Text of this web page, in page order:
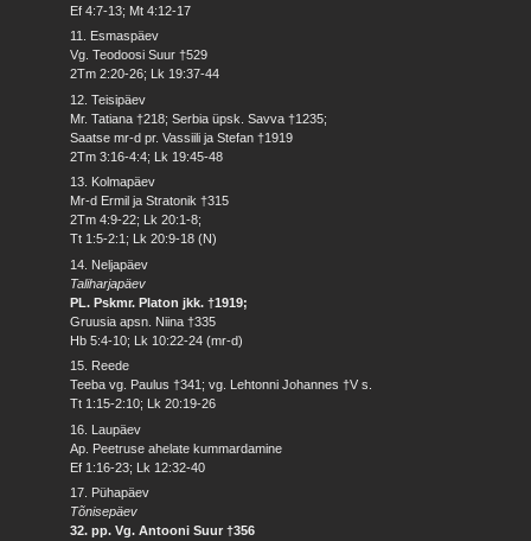
Ef 4:7-13; Mt 4:12-17
11. Esmaspäev
Vg. Teodoosi Suur †529
2Tm 2:20-26; Lk 19:37-44
12. Teisipäev
Mr. Tatiana †218; Serbia üpsk. Savva †1235;
Saatse mr-d pr. Vassiili ja Stefan †1919
2Tm 3:16-4:4; Lk 19:45-48
13. Kolmapäev
Mr-d Ermil ja Stratonik †315
2Tm 4:9-22; Lk 20:1-8;
Tt 1:5-2:1; Lk 20:9-18 (N)
14. Neljapäev
Taliharjapäev
PL. Pskmr. Platon jkk. †1919;
Gruusia apsn. Niina †335
Hb 5:4-10; Lk 10:22-24 (mr-d)
15. Reede
Teeba vg. Paulus †341; vg. Lehtonni Johannes †V s.
Tt 1:15-2:10; Lk 20:19-26
16. Laupäev
Ap. Peetruse ahelate kummardamine
Ef 1:16-23; Lk 12:32-40
17. Pühapäev
Tõnisepäev
32. pp. Vg. Antooni Suur †356